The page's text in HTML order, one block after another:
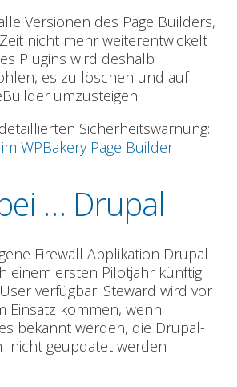
Versionen des Page Builders,
nicht mehr weiterentwickelt
Plugins wird deshalb
es zu löschen und auf
umzusteigen.
Sicherheitswarnung:
WPBakery Page Builder
… Drupal
Firewall Applikation Drupal
einem ersten Pilotjahr künftig
verfügbar. Steward wird vor
Einsatz kommen, wenn
bekannt werden, die Drupal-
nicht geupdatet werden